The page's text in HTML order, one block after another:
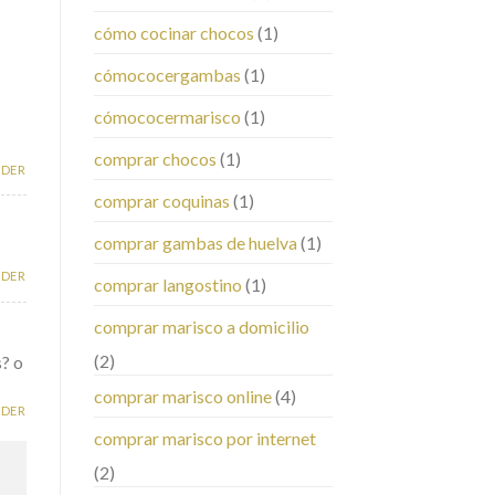
o
cómo cocinar chocos (1)
cómococergambas (1)
cómococermarisco (1)
comprar chocos (1)
comprar coquinas (1)
comprar gambas de huelva(1)
comprar langostino (1)
comprar marisco a domicilio
(2)
comprar marisco online(4)
comprar marisco por internet
(2)